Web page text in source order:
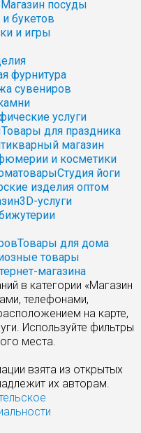
Магазин посуды
букетов
и игры
фурнитура
сувениров
услуги
Товары для праздника
магазин
и косметики
Студия йоги
изделия оптом
3D-услуги
Товары для дома
товары
магазина
в категории «Магазин
телефонами,
на карте,
Используйте фильтры
места.
взята из открытых
их авторам.